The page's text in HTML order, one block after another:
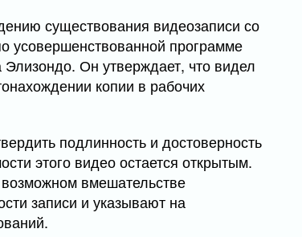
существования видеозаписи со
усовершенствованной программе
Элизондо. Он утверждает, что видел
копии в рабочих
подлинность и достоверность
этого видео остается открытым.
вмешательстве
записи и указывают на